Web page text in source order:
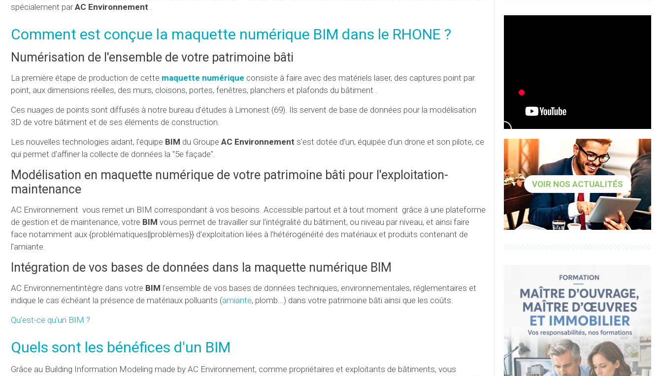
spécialement parAC Environnement .
Comment est conçue la maquette numérique BIM dans le RHONE ?
Numérisation de l'ensemble de votre patrimoine bâti
La première étape de production de cette maquette numérique consiste à faire avec des matériels laser, des captures point par
point, aux dimensions réelles, des murs, cloisons, portes, fenêtres, planchers et plafonds du bâtiment .
Ces nuages de points sont diffusés à notre bureau d'études à Limonest (69). Ils servent de base de données pour la modélisation
3D de votre bâtiment et de ses éléments de construction.
Les nouvelles technologies aidant, l'équipe BIM du Groupe AC Environnement s'est dotée d’un, équipée d’un drone et son pilote, ce
qui permet d'affiner la collecte de données la "5e façade".
Modélisation en maquette numérique de votre patrimoine bâti pour l'exploitation-
maintenance
AC Environnement vous remet un BIM correspondant à vos besoins. Accessible partout et à tout moment grâce à une plateforme
de gestion et de maintenance, votre BIM vous permet de travailler sur l’intégralité du bâtiment, ou niveau par niveau, et ainsi faire
face notamment aux {problématiques||problèmes}} d’exploitation liées à l’hétérogénéité des matériaux et produits contenant de
l’amiante.
Intégration de vos bases de données dans la maquette numérique BIM
AC Environnementintègre dans votre BIM l'ensemble de vos bases de données techniques, environnementales, réglementaires et
indique le cas échéant la présence de matériaux polluants (amiante, plomb...) dans votre patrimoine bâti ainsi que les coûts.
Qu'est-ce qu'un BIM ?
Quels sont les bénéfices d'un BIM
Grâce au Building Information Modeling made by AC Environnement, comme propriétaires et exploitants de bâtiments, vous
VOIR NOS ACTUALITÉS